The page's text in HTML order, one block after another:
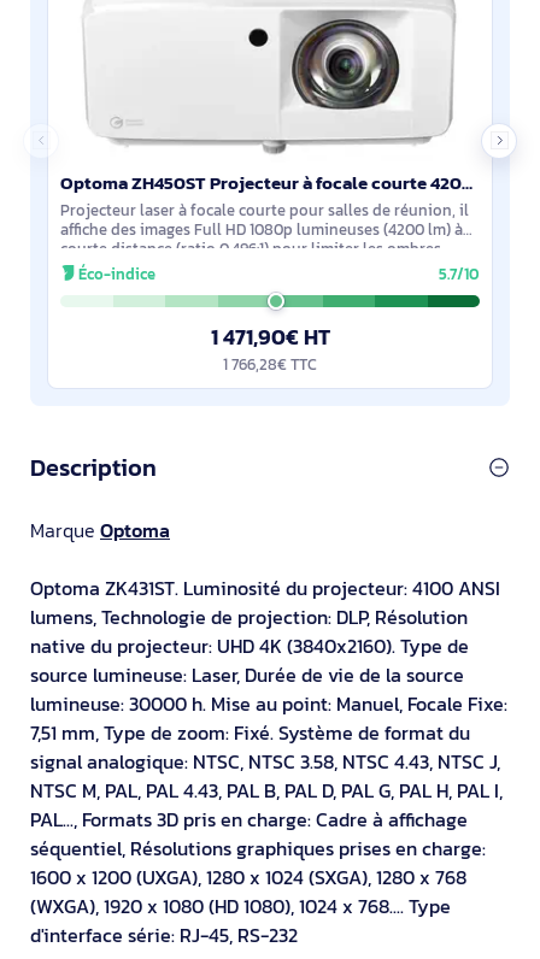
Optoma ZH450ST Projecteur à focale courte 4200 ANSI lumens DLP 1080p (1920x1080) Compatibilité 3D Bl - E9PD7L311EZ3
Projecteur laser à focale courte pour salles de réunion, il
affiche des images Full HD 1080p lumineuses (4200 lm) à
courte distance (ratio 0,496:1) pour limiter les ombres.
Source 30 000 h et
Éco-indice 5.7/10
1 471,90€ HT
1 766,28€ TTC
Description
Marque Optoma
Optoma ZK431ST. Luminosité du projecteur: 4100 ANSI
lumens, Technologie de projection: DLP, Résolution
native du projecteur: UHD 4K (3840x2160). Type de
source lumineuse: Laser, Durée de vie de la source
lumineuse: 30000 h. Mise au point: Manuel, Focale Fixe:
7,51 mm, Type de zoom: Fixé. Système de format du
signal analogique: NTSC, NTSC 3.58, NTSC 4.43, NTSC J,
NTSC M, PAL, PAL 4.43, PAL B, PAL D, PAL G, PAL H, PAL I,
PAL..., Formats 3D pris en charge: Cadre à affichage
séquentiel, Résolutions graphiques prises en charge:
1600 x 1200 (UXGA), 1280 x 1024 (SXGA), 1280 x 768
(WXGA), 1920 x 1080 (HD 1080), 1024 x 768.... Type
d'interface série: RJ-45, RS-232